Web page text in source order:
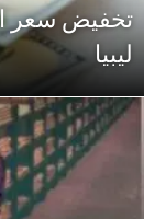
تخفيض سعر
ليبيا